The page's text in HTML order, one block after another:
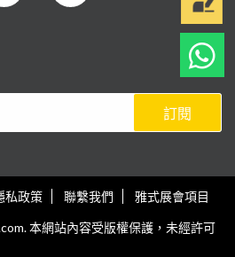
訂閱
私政策 聯繫我們
雅式展會項目
本網站內容受版權保護，未經許可